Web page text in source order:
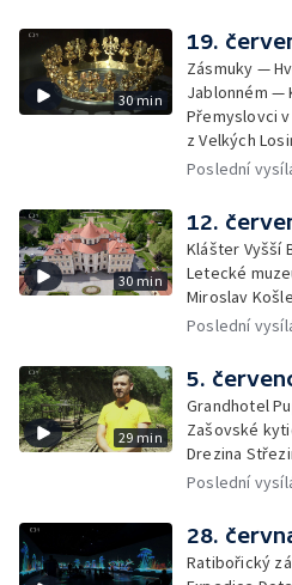
30 min
19.
Zásmuky —
Jablonném —
Přemyslovci
z Velkých
Poslední
30 min
12.
Klášter Vyšší
Letecké
Miroslav
Poslední
29 min
5.
Grandhotel
Zašovské
Drezina
Poslední
28.
Ratibořický